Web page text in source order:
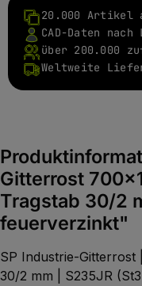
20.000 Artikel
CAD-Daten nach
über 200.000
Weltweite
Gitterrost
Tragstab 30/2
feuerverzinkt"
SP Industrie-Gitterrost
30/2 mm | S235JR